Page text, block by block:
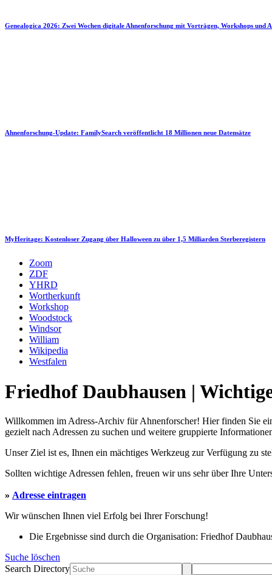
Genealogica 2026: Zwei Wochen digitale Ahnenforschung mit Vorträgen, Workshops und
Ahnenforschung-Update: FamilySearch veröffentlicht 18 Millionen neue Datensätze
MyHeritage: Kostenloser Zugang über Halloween zu über 1,5 Milliarden Sterberegistern
Zoom
ZDF
YHRD
Wortherkunft
Workshop
Woodstock
Windsor
William
Wikipedia
Westfalen
Friedhof Daubhausen |
Willkommen im Adress-Archiv für Ahnenforscher! Hier finden Sie
gezielt nach Adressen zu suchen und weitere gruppierte
Unser Ziel ist es, Ihnen ein mächtiges Werkzeug zur Verfügung zu
Sollten wichtige Adressen fehlen, freuen wir uns sehr über Ihre
» Adresse eintragen
Wir wünschen Ihnen viel Erfolg bei Ihrer Forschung!
Die Ergebnisse sind durch die Organisation: Friedhof
Suche löschen
Search Directory